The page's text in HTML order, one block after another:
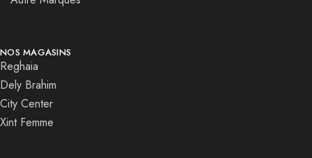
NOS MAGASINS
Reghaia
Dely Brahim
City Center
Xint Femme